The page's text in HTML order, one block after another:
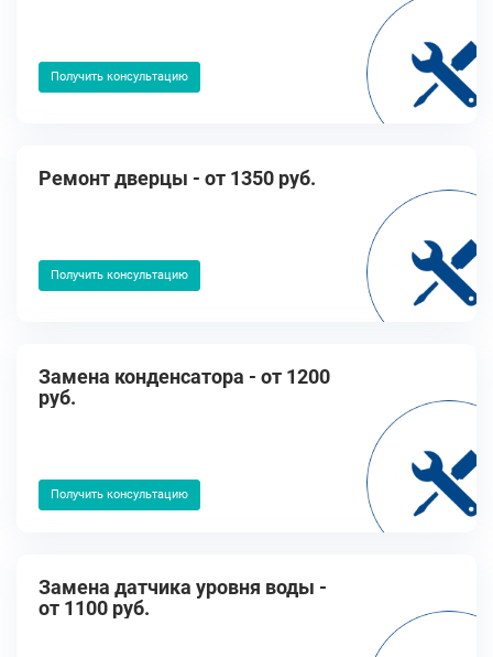
Получить консультацию
Ремонт дверцы - от 1350 руб.
Получить консультацию
Замена конденсатора - от 1200
руб.
Получить консультацию
Замена датчика уровня воды -
от 1100 руб.